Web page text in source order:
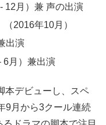
12月）兼 声の出演
2016年10月）
出演
6月）兼出演
本デビューし、スペ
9月から3クール連続